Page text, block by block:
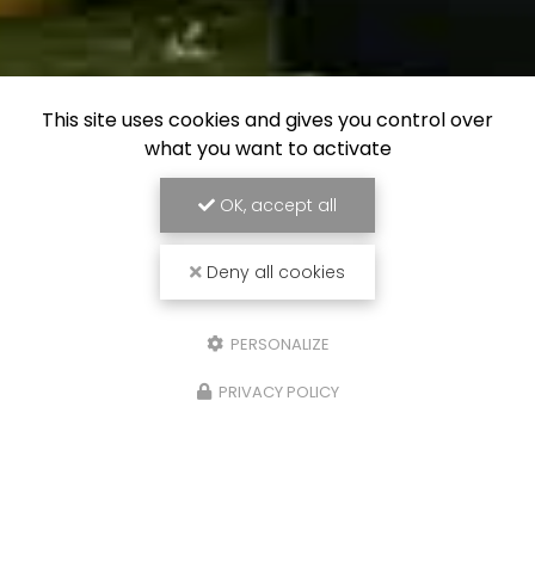
This site uses cookies and gives you control over
what you want to activate
OK, accept all
Deny all cookies
PERSONALIZE
PRIVACY POLICY